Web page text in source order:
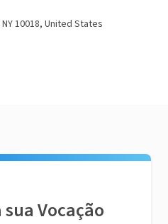
10018, United States
Vocação